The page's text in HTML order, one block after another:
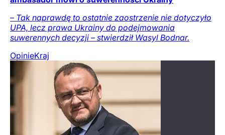
– Tak naprawdę to ostatnie zaostrzenie nie dotyczyło
UPA, lecz prawa Ukrainy do podejmowania
suwerennych decyzji – stwierdził Wasyl Bodnar.
OpinieKraj